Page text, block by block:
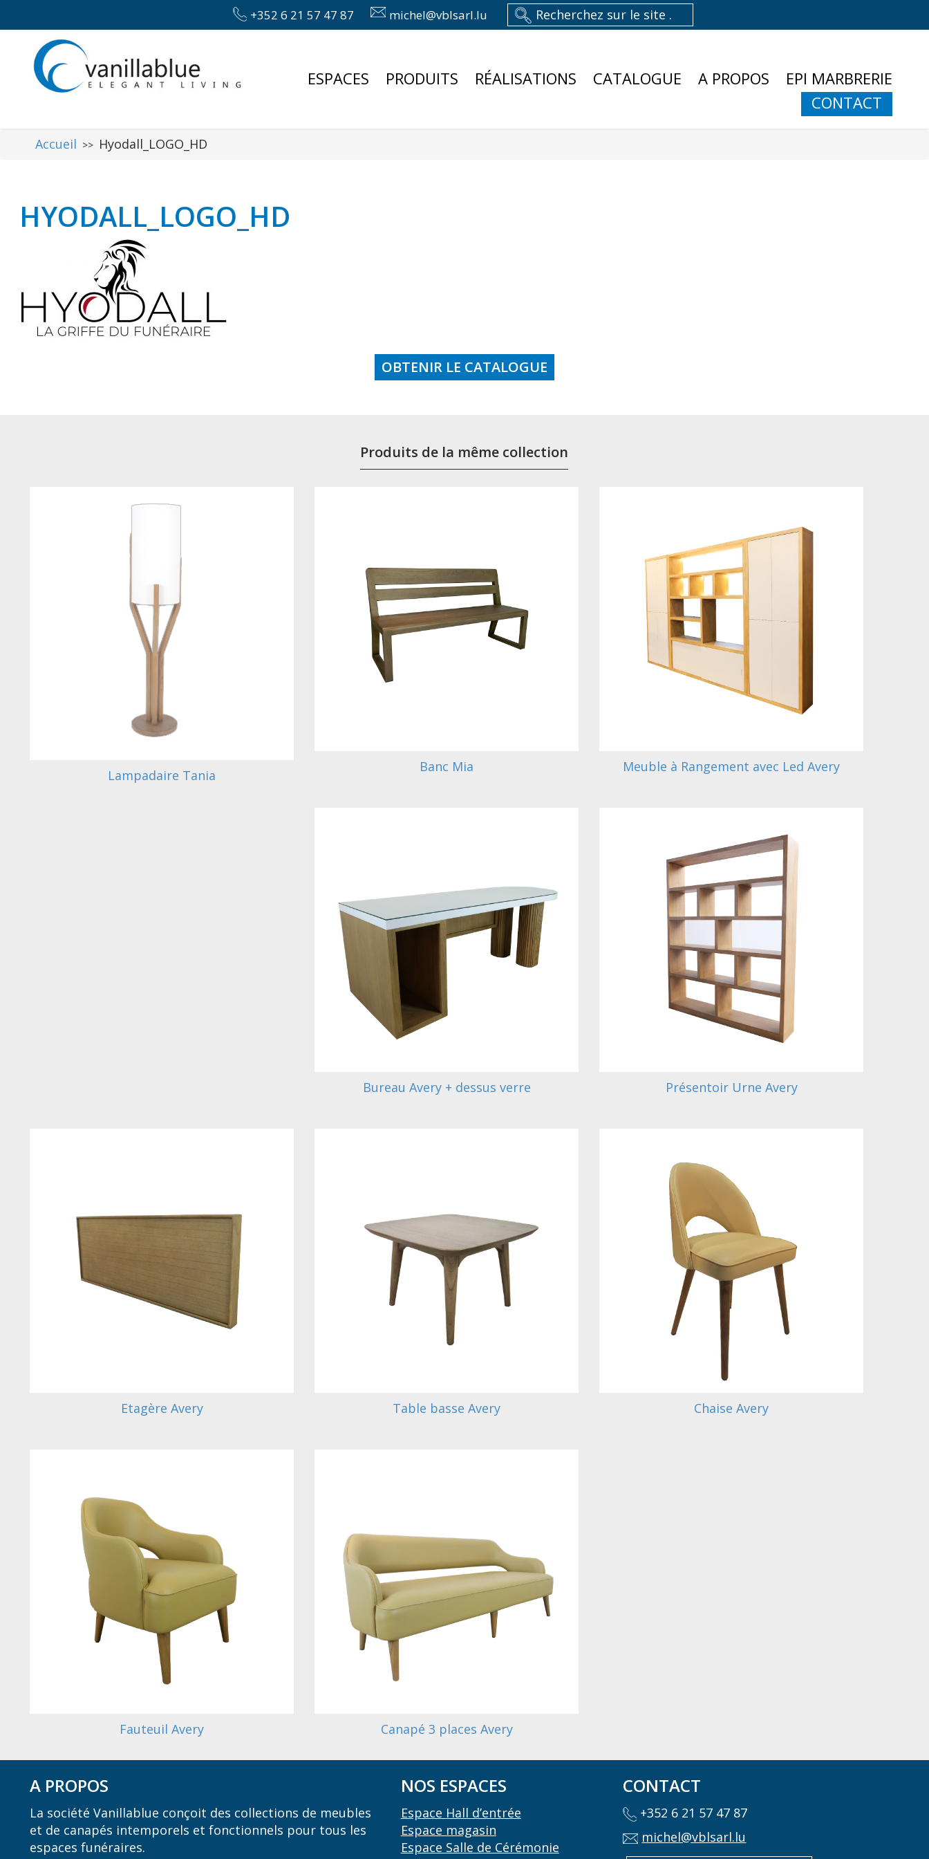
+352 6 21 57 47 87 michel@vblsarl.lu
ESPACES PRODUITS RÉALISATIONS CATALOGUE A PROPOS
EPI MARBRERIE
CONTACT
Accueil >> Hyodall_LOGO_HD
HYODALL_LOGO_HD
OBTENIR LE CATALOGUE
Produits de la même collection
Lampadaire Tania
Banc Mia Meuble à Rangement avec Led Avery
Bureau Avery + dessus verre Présentoir Urne Avery
Etagère Avery Table basse Avery Chaise Avery
Fauteuil Avery Canapé 3 places Avery
A PROPOS
La société Vanillablue conçoit des collections de meubles
et de canapés intemporels et fonctionnels pour tous les
espaces funéraires.
NOS ESPACES
Espace Hall d’entrée
Espace magasin
Espace Salle de Cérémonie
CONTACT
+352 6 21 57 47 87
michel@vblsarl.lu